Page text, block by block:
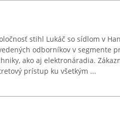
stihl Lukáč so sídlom v
odborníkov v segmente
ako aj elektronáradia.
prístup ku všetkým ...